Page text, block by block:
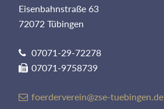
Eisenbahnstraße 63
72072 Tübingen
07071-29-72278
07071-9758739
foerderverein@zse-tuebingen.de